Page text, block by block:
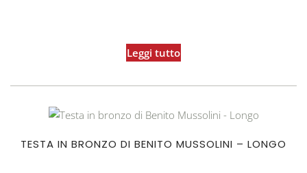
Leggi tutto
TESTA IN BRONZO DI BENITO MUSSOLINI – LONGO